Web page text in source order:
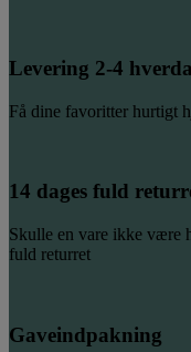
Levering 2-4
Få dine favoritter hurtigt
14 dages fuld
Skulle en vare ikke være
fuld returret
Gaveindpakning